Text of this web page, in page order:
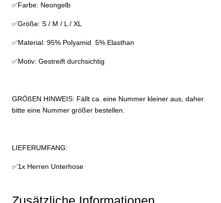
✅Farbe: Neongelb
✅Größe: S / M / L / XL
✅Material: 95% Polyamid 5% Elasthan
✅Motiv: Gestreift durchsichtig
GRÖßEN HINWEIS: Fällt ca. eine Nummer kleiner aus, daher
bitte eine Nummer größer bestellen.
LIEFERUMFANG:
✅1x Herren Unterhose